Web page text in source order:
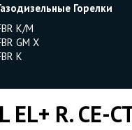
Горелки
K/M
GM X
K
R. CE-